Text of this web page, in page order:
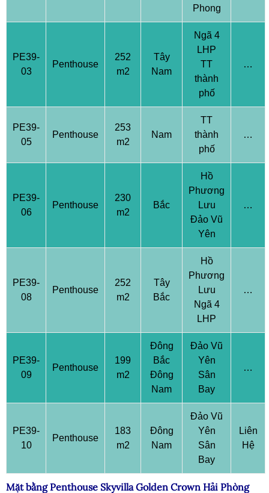
Phong
PE39-
03
Penthouse
252
m2
Tây
Nam
Ngã 4
LHP
TT
thành
phố
…
PE39-
05
Penthouse
253
m2
Nam
TT
thành
phố
…
PE39-
06
Penthouse
230
m2
Bắc
Hồ
Phương
Lưu
Đảo Vũ
Yên
…
PE39-
08
Penthouse
252
m2
Tây
Bắc
Hồ
Phương
Lưu
Ngã 4
LHP
…
PE39-
09
Penthouse
199
m2
Đông
Bắc
Đông
Nam
Đảo Vũ
Yên
Sân
Bay
…
PE39-
10
Penthouse
183
m2
Đông
Nam
Đảo Vũ
Yên
Sân
Bay
Liên
Hệ
Mặt bằng Penthouse Skyvilla Golden Crown Hải Phòng